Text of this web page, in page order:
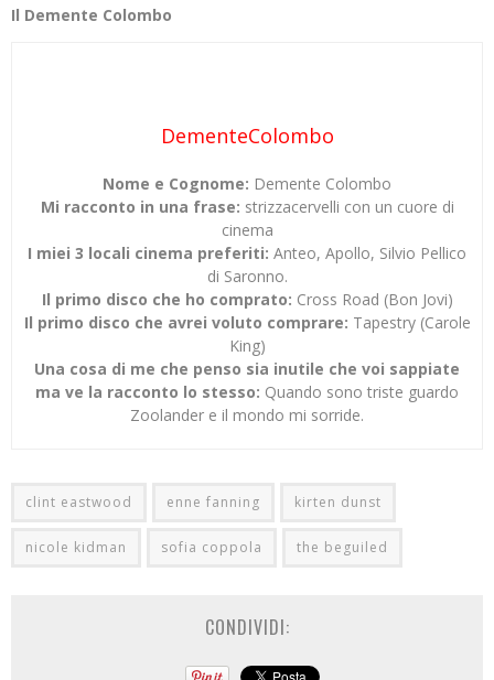
Il Demente Colombo
DementeColombo
Nome e Cognome: Demente Colombo
Mi racconto in una frase: strizzacervelli con un cuore di
cinema
I miei 3 locali cinema preferiti: Anteo, Apollo, Silvio Pellico
di Saronno.
Il primo disco che ho comprato: Cross Road (Bon Jovi)
Il primo disco che avrei voluto comprare: Tapestry (Carole
King)
Una cosa di me che penso sia inutile che voi sappiate
ma ve la racconto lo stesso: Quando sono triste guardo
Zoolander e il mondo mi sorride.
clint eastwood enne fanning kirten dunst
nicole kidman sofia coppola the beguiled
CONDIVIDI: